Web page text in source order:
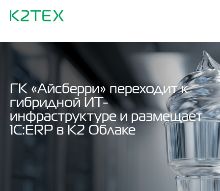
ГК «Айсберри» переходит к
гибридной ИТ-
инфраструктуре и размещает
1С:ERP в K2 Облаке